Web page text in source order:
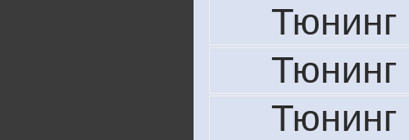
Тюнинг
Тюнинг
Тюнинг